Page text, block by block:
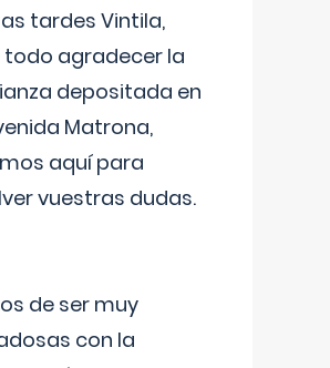
tardes Vintila,
agradecer la
depositada en
Matrona,
aquí para
vuestras dudas.
de ser muy
con la